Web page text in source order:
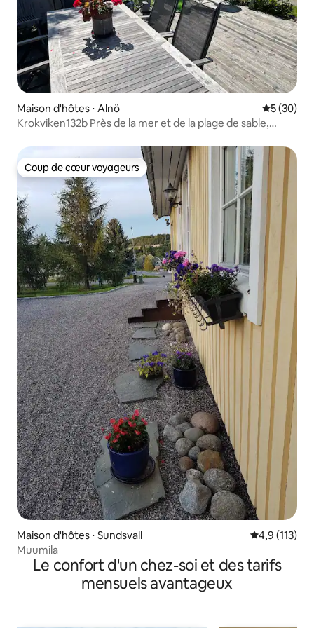
Maison d'hôtes ⋅ Alnö
5 (30)
Krokviken132b Près de la mer et de la plage de sable,
Coup de cœur voyageurs
Coup de cœur voyageurs
Maison d'hôtes ⋅ Sundsvall Évaluation
4,9 (113)
Muumila
Le confort d'un chez-soi et des tarifs
mensuels avantageux